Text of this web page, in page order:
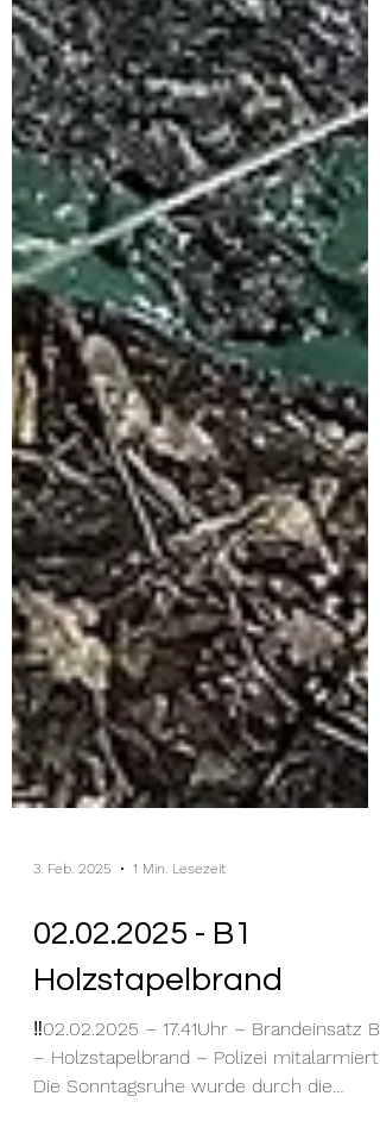
3. Feb. 2025 1 Min. Lesezeit
02.02.2025 - B1
Holzstapelbrand
‼️02.02.2025 – 17.41Uhr – Brandeinsatz B1